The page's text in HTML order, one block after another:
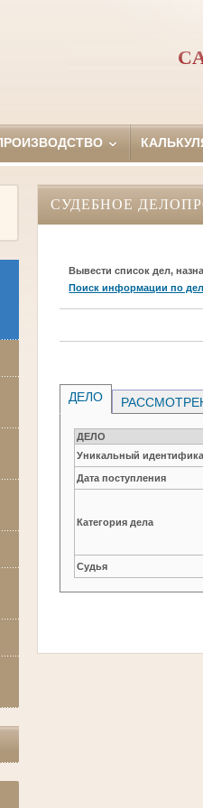
СУДЕБНОЕ
Вывести список дел,
Поиск информации по
ДЕЛО
ДЕЛО
Уникальный
Дата поступления
Категория дела
Судья